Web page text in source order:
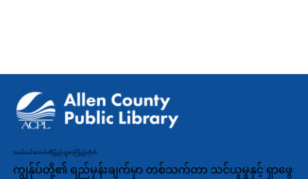
အယ်လင်ကောင်တီပြည်သူ့စာကြည့်တိုက်
ကျွန်ုပ်တို့၏ ရည်မှန်းချက်မှာ တစ်သက်တာ သင်ယူမှုနှင့် ရှာဖွေ